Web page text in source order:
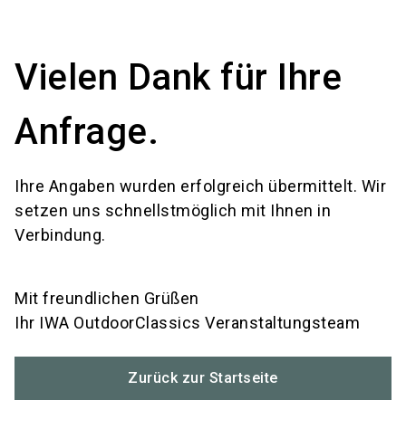
search
Vielen Dank für Ihre
Anfrage.
Ihre Angaben wurden erfolgreich übermittelt. Wir
setzen uns schnellstmöglich mit Ihnen in
Verbindung.
Mit freundlichen Grüßen
Ihr IWA OutdoorClassics Veranstaltungsteam
Zurück zur Startseite